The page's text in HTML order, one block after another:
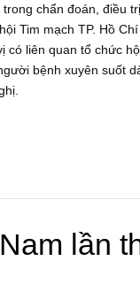
chẩn đoán, điều
Tim mạch TP. Hồ Chí
có liên quan tổ chức
bệnh xuyên suốt
lần